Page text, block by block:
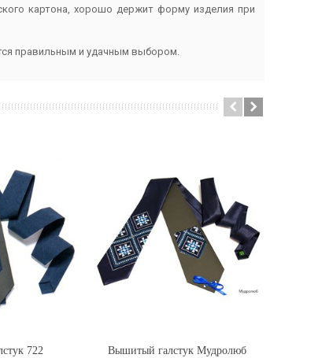
картона, хорошо держит форму изделия при
правильным и удачным выбором.
722 Купить
Вышитый галстук Мудролюб